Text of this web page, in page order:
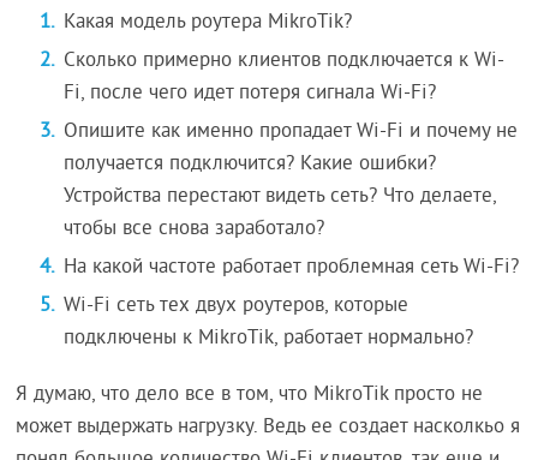
Какая модель роутера MikroTik?
Сколько примерно клиентов подключается к Wi-
Fi, после чего идет потеря сигнала Wi-Fi?
Опишите как именно пропадает Wi-Fi и почему не
получается подключится? Какие ошибки?
Устройства перестают видеть сеть? Что делаете,
чтобы все снова заработало?
На какой частоте работает проблемная сеть Wi-Fi?
Wi-Fi сеть тех двух роутеров, которые
подключены к MikroTik, работает нормально?
Я думаю, что дело все в том, что MikroTik просто не
может выдержать нагрузку. Ведь ее создает насколкьо я